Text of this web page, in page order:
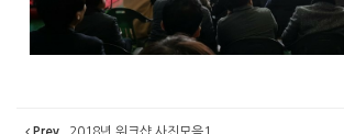
Prev 2018년 워크샵 사진모음1